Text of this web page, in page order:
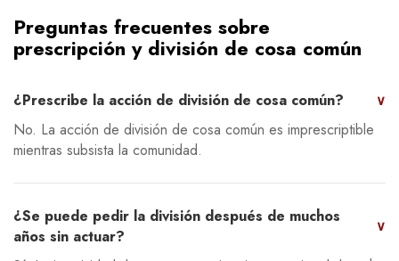
Preguntas frecuentes sobre
prescripción y división de cosa común
¿Prescribe la acción de división de cosa común? ∨
No. La acción de división de cosa común es imprescriptible
mientras subsista la comunidad.
¿Se puede pedir la división después de muchos
años sin actuar?
∨